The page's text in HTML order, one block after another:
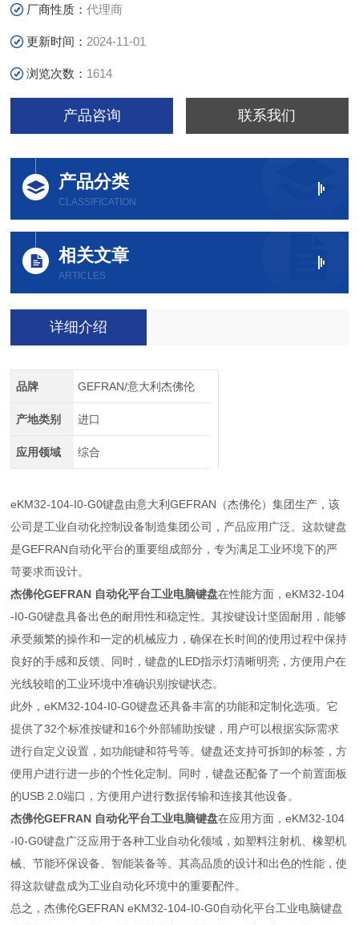
厂商性质：代理商
更新时间： 2024-11-01
浏览次数： 1614
产品咨询 联系我们
产品分类
CLASSIFICATION
相关文章
ARTICLES
详细介绍
品牌 GEFRAN/意大利杰佛伦
产地类别 进口
应用领域 综合
eKM32-104-I0-G0键盘由意大利GEFRAN（杰佛伦）集团生产，该
公司是工业自动化控制设备制造集团公司，产品应用广泛。这款键盘
是GEFRAN自动化平台的重要组成部分，专为满足工业环境下的严
苛要求而设计。
杰佛伦GEFRAN 自动化平台工业电脑键盘在性能方面，eKM32-104
-I0-G0键盘具备出色的耐用性和稳定性。其按键设计坚固耐用，能够
承受频繁的操作和一定的机械应力，确保在长时间的使用过程中保持
良好的手感和反馈。同时，键盘的LED指示灯清晰明亮，方便用户在
光线较暗的工业环境中准确识别按键状态。
此外，eKM32-104-I0-G0键盘还具备丰富的功能和定制化选项。它
提供了32个标准按键和16个外部辅助按键，用户可以根据实际需求
进行自定义设置，如功能键和符号等。键盘还支持可拆卸的标签，方
便用户进行进一步的个性化定制。同时，键盘还配备了一个前置面板
的USB 2.0端口，方便用户进行数据传输和连接其他设备。
杰佛伦GEFRAN 自动化平台工业电脑键盘在应用方面，eKM32-104
-I0-G0键盘广泛应用于各种工业自动化领域，如塑料注射机、橡塑机
械、节能环保设备、智能装备等。其高品质的设计和出色的性能，使
得这款键盘成为工业自动化环境中的重要配件。
总之，杰佛伦GEFRAN eKM32-104-I0-G0自动化平台工业电脑键盘